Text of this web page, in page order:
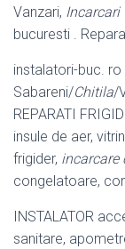
Vanzari, Incarcari
bucuresti .
instalatori-buc. ro
Sabareni/Chitila/
REPARATI
insule de aer,
frigider, incarcare
congelatoare,
INSTALATOR
sanitare,